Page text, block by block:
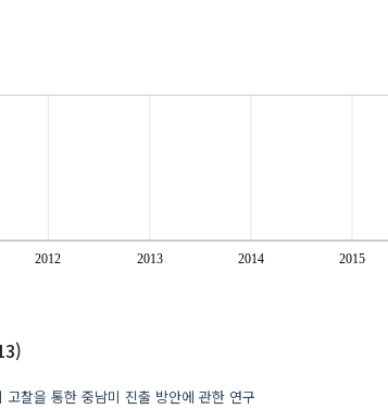
2012 2013 2014 2015
고찰을 통한 중남미 진출 방안에 관한 연구